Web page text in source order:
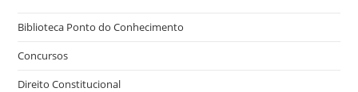
Biblioteca Ponto do Conhecimento
Concursos
Direito Constitucional